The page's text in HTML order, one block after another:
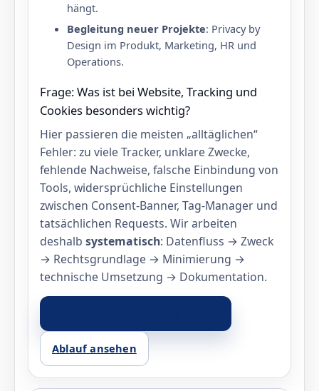
hängt.
Begleitung neuer Projekte: Privacy by
Design im Produkt, Marketing, HR und
Operations.
Frage: Was ist bei Website, Tracking und
Cookies besonders wichtig?
Hier passieren die meisten „alltäglichen“
Fehler: zu viele Tracker, unklare Zwecke,
fehlende Nachweise, falsche Einbindung von
Tools, widersprüchliche Einstellungen
zwischen Consent‑Banner, Tag‑Manager und
tatsächlichen Requests. Wir arbeiten
deshalb systematisch: Datenfluss → Zweck
→ Rechtsgrundlage → Minimierung →
technische Umsetzung → Dokumentation.
Ablauf ansehen